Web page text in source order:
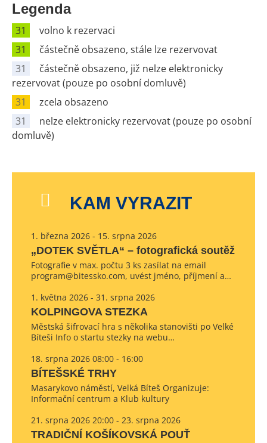
Legenda
31
volno k rezervaci
31
částečně obsazeno, stále lze rezervovat
31
částečně obsazeno, již nelze elektronicky
rezervovat (pouze po osobní domluvě)
31
zcela obsazeno
31
nelze elektronicky rezervovat (pouze po osobní
domluvě)
KAM VYRAZIT
1. března 2026 - 15. srpna 2026
„DOTEK SVĚTLA“ – fotografická soutěž
Fotografie v max. počtu 3 ks zasílat na email
program@bitessko.com, uvést jméno, příjmení a…
1. května 2026 - 31. srpna 2026
KOLPINGOVA STEZKA
Městská šifrovací hra s několika stanovišti po Velké
Bíteši Info o startu stezky na webu…
18. srpna 2026 08:00 - 16:00
BÍTEŠSKÉ TRHY
Masarykovo náměstí, Velká Bíteš Organizuje:
Informační centrum a Klub kultury
21. srpna 2026 20:00 - 23. srpna 2026
TRADIČNÍ KOŠÍKOVSKÁ POUŤ